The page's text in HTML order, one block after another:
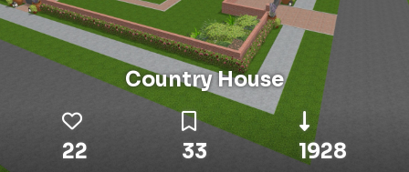
Country House
22 33 1928